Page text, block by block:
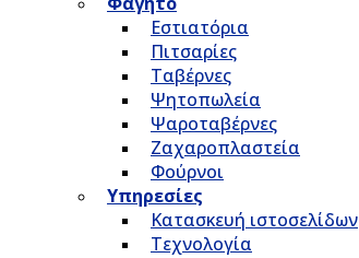
Εστιατόρια
Πιτσαρίες
Ταβέρνες
Ψητοπωλεία
Ψαροταβέρνες
Ζαχαροπλαστεία
Φούρνοι
Υπηρεσίες
Κατασκευή ιστοσελίδων
Τεχνολογία